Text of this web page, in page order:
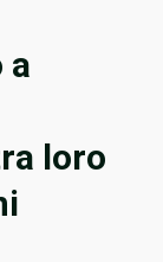
a
loro